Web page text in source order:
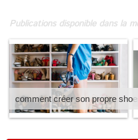
Publications disponible dans la
comment créer son propre